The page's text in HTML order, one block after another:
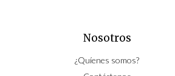
Nosotros
¿Quíenes somos?